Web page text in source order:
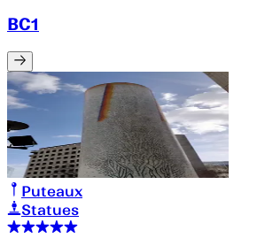
BC1
Puteaux
Statues